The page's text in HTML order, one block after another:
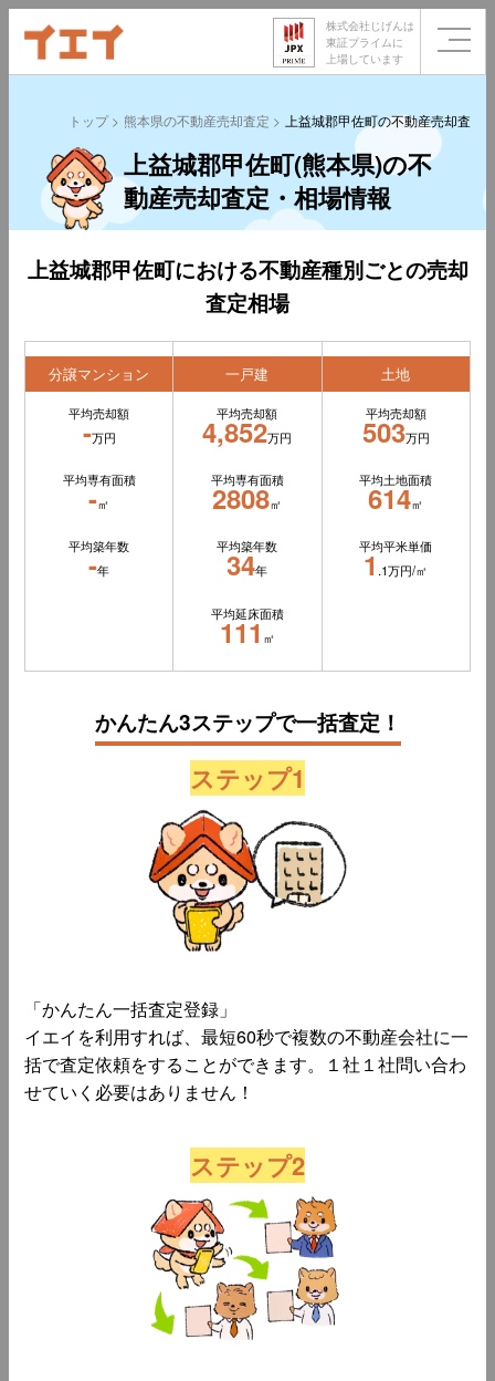
株式会社じげんは
東証プライムに
上場しています
トップ 熊本県の不動産売却査定 上益城郡甲佐町の不動産売却査定
上益城郡甲佐町(熊本県)の不
動産売却査定・相場情報
上益城郡甲佐町における不動産種別ごとの売却
査定相場
分譲マンション
平均売却額
-万円
平均専有面積
-㎡
平均築年数
-年
一戸建
平均売却額
4,852万円
平均専有面積
2808㎡
平均築年数
34年
平均延床面積
111㎡
土地
平均売却額
503万円
平均土地面積
614㎡
平均平米単価
1 .1万円/㎡
かんたん3ステップで一括査定！
ステップ1
「かんたん一括査定登録」
イエイを利用すれば、最短60秒で複数の不動産会社に一
括で査定依頼をすることができます。１社１社問い合わ
せていく必要はありません！
ステップ2